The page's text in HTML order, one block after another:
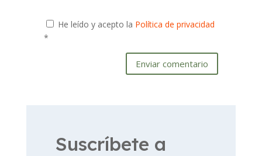
He leído y acepto la Política de privacidad
*
Enviar comentario
Suscríbete a